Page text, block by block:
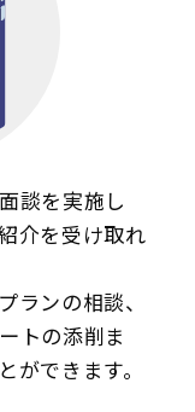
談を実施し
介を受け取れ
ランの相談、
トの添削ま
ができます。